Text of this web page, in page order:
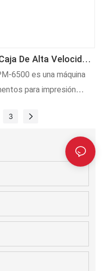
De Alta Velocidad
6500 es una máquina
para impresión
impresión máxima de
máxima de hasta 150
3